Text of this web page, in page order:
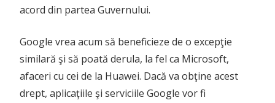
acord din partea Guvernului.
Google vrea acum să beneficieze de o excepţie
similară şi să poată derula, la fel ca Microsoft,
afaceri cu cei de la Huawei. Dacă va obţine acest
drept, aplicaţiile şi serviciile Google vor fi